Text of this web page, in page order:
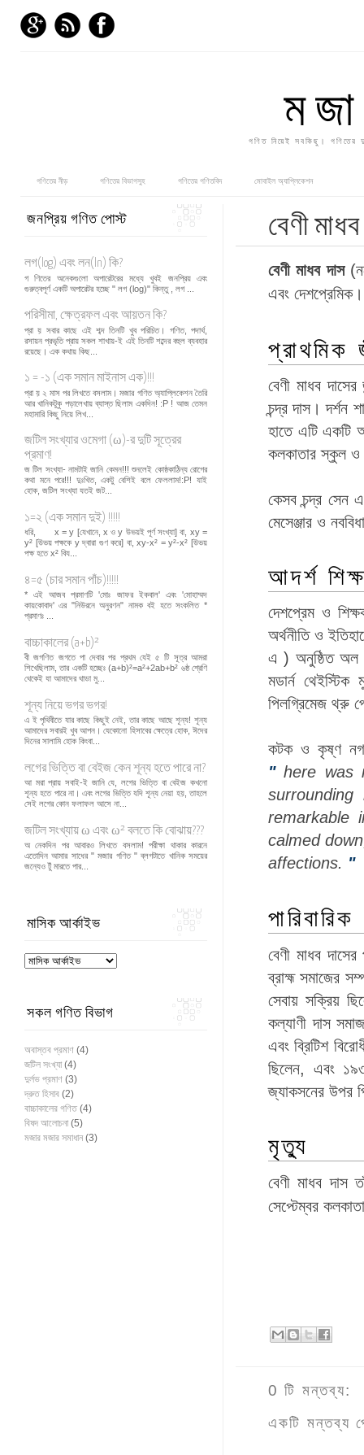
গণিত নিয়েই সবকিছু।
গণিতের নীড় গণিতের বিভাগসুহ গণিতের গণিতবিদ মোবাইল অ্যাপ্লিকেশন
বেণী
বেণী মাধব দাস
এবং
প্রাথমিক
বেণী মাধব
চন্দ্র দাস। দর্শন
হাতে এটি একটি
কলকাতার স্কুল ও
কেসব চন্দ্র সেন
মেসেঞ্জার ও
আদর্শ
দেশপ্রেম ও
অর্থনীতি ও
এ ) অনুষ্ঠিত অল
মডার্ন
পিলগ্রিমেজ থ্রু
কটক ও কৃষ্ণ
"here was
remarkable
calmed
affections. "
বেণী মাধব
ব্রাহ্ম সমাজের
সেবায় সক্রিয়
কল্যাণী দাস
এবং ব্রিটিশ
ছিলেন, এবং
জ্যাকসনের উপর
মৃত্যু
বেণী মাধব দাস
সেপ্টেম্বর
0 টি মন্তব্য:
একটি মন্তব্য
জনপ্রিয় গণিত পোস্ট
লগ(log) এবং লন(ln) কি?
গ ণিতের অনেকগুলো অপারেটরের মধ্যে খুবই জনপ্রিয় এবং
গুরুত্বপূর্ণ একটি অপারেটর হচ্ছে " লগ (log)" কিন্তু , লগ ...
পরিসীমা, ক্ষেত্রফল এবং আয়তন কি?
প্রা য় সবার কাছে এই শব্দ তিনটি খুব পরিচিত। গণিত, পদার্থ,
রসায়ন প্রভৃতি প্রায় সকল শাখায়-ই এই তিনটি শব্দের বহুল ব্যবহার
রয়েছে। এক কথায় কিছ...
১ = -১ (এক সমান মাইনাস এক)!!!
প্রা য় ২ মাস পর লিখতে বসলাম। মজার গণিত অ্যাপ্লিকেশন তৈরি
আর খানিকটুকু পড়ালেখায় ব্যাস্ত ছিলাম একদিন! :P ! আজ তেমন
মহামারি কিছু নিয়ে লিখ...
জটিল সংখ্যার ওমেগা (ω)-র দুটি সূত্রের
প্রমাণ!
জ টিল সংখ্যা- নামটাই জানি কেমন!!! শুনলেই কোষ্ঠকাঠিন্য রোগের
কথা মনে পরে!!! দুঃখিত, একটু বেশিই বলে ফেললাম!:P! যাই
হোক, জটিল সংখ্যা যতই জট...
১=২ (এক সমান দুই) !!!!!
ধরি, x = y [যেখানে, x ও y উভয়ই পূর্ণ সংখ্যা] বা, xy =
y² [উভয় পক্ষকে y দ্বারা গুণ করে] বা, xy-x² = y²-x² [উভয়
পক্ষ হতে x² বিয...
৪=৫ (চার সমান পাঁচ)!!!!!
* এই আজব প্রমাণটি 'মোঃ জাফর ইকবাল' এবং 'মোহাম্মদ
কায়কোবাদ' এর "নিউরনে অনুরণন" নামক বই হতে সংকলিত *
প্রমাণঃ ...
বাচ্চাকালের (a+b)²
বী জগণিত জগতে পা দেবার পর প্রথম যেই ৫ টি সূত্র আমরা
শিখেছিলাম, তার একটি হচ্ছেঃ (a+b)²=a²+2ab+b² ৬ষ্ঠ শ্রেণি
থেকেই যা আমাদের থাডা মু...
শূন্য নিয়ে ভগর ভগর!
এ ই পৃথিবীতে যার কাছে কিছুই নেই, তার কাছে আছে শূন্য! শূন্য
আমাদের সবারই খুব আপন। যেকোনো হিসাবের ক্ষেত্রে হোক, ঈদের
দিনের সালামি হোক কিংবা...
লগের ভিত্তি বা বেইজ কেন শূন্য হতে পারে না?
আ মরা প্রায় সবাই-ই জানি যে, লগের ভিত্তি বা বেইজ কখনো
শূন্য হতে পারে না। এবং লগের ভিত্তি যদি শূন্য নেয়া হয়, তাহলে
সেই লগের কোন ফলাফল আসে না...
জটিল সংখ্যায় ω এবং ω² বলতে কি বোঝায়???
অ নেকদিন পর আবারও লিখতে বসলাম! পরীক্ষা থাকার কারনে
এতোদিন আমার সাধের " মজার গণিত " ব্লগটাতে খানিক সময়ের
জন্যেও টুঁ মারতে পার...
মাসিক আর্কাইভ
সকল গণিত বিভাগ
অবাস্তব প্রমাণ (4)
জটিল সংখ্যা (4)
দুর্লভ প্রমাণ (3)
দ্রুত হিসাব (2)
বাচ্চাকালের গণিত (4)
বিষদ আলোচনা (5)
মজার মজার সমাধান (3)